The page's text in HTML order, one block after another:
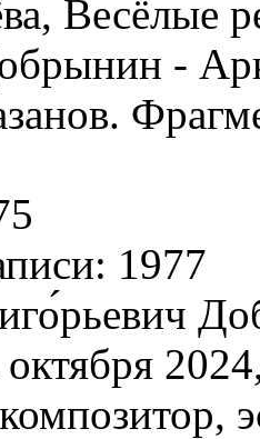
Весёлые
-
1977